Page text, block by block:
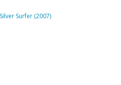
Surfer (2007)